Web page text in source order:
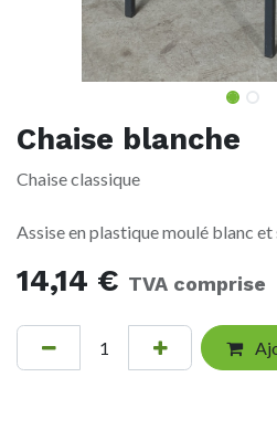
Chaise blanche
Chaise classique
Assise en plastique moulé blanc
14,14 € TVA comprise